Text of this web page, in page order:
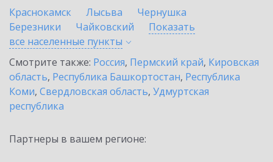
Краснокамск
Лысьва
Чернушка
Березники
Чайковский
Показать
все населенные пункты
Смотрите также: Россия, Пермский край, Кировская
область, Республика Башкортостан, Республика
Коми, Свердловская область, Удмуртская
республика
Партнеры в вашем регионе: